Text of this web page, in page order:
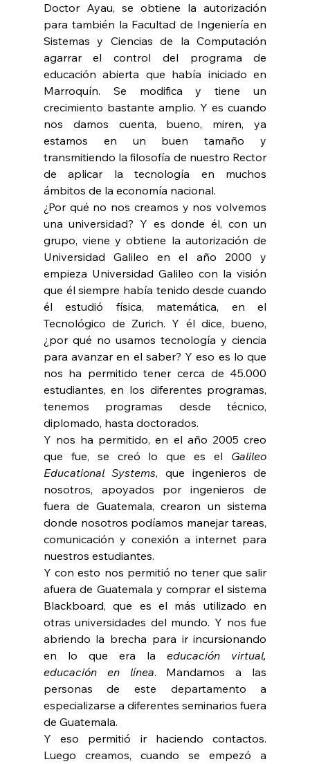
Doctor Ayau, se obtiene la autorización
para también la Facultad de Ingeniería en
Sistemas y Ciencias de la Computación
agarrar el control del programa de
educación abierta que había iniciado en
Marroquín. Se modifica y tiene un
crecimiento bastante amplio. Y es cuando
nos damos cuenta, bueno, miren, ya
estamos en un buen tamaño y
transmitiendo la filosofía de nuestro Rector
de aplicar la tecnología en muchos
ámbitos de la economía nacional.
¿Por qué no nos creamos y nos volvemos
una universidad? Y es donde él, con un
grupo, viene y obtiene la autorización de
Universidad Galileo en el año 2000 y
empieza Universidad Galileo con la visión
que él siempre había tenido desde cuando
él estudió física, matemática, en el
Tecnológico de Zurich. Y él dice, bueno,
¿por qué no usamos tecnología y ciencia
para avanzar en el saber? Y eso es lo que
nos ha permitido tener cerca de 45.000
estudiantes, en los diferentes programas,
tenemos programas desde técnico,
diplomado, hasta doctorados.
Y nos ha permitido, en el año 2005 creo
que fue, se creó lo que es el Galileo
Educational Systems, que ingenieros de
nosotros, apoyados por ingenieros de
fuera de Guatemala, crearon un sistema
donde nosotros podíamos manejar tareas,
comunicación y conexión a internet para
nuestros estudiantes.
Y con esto nos permitió no tener que salir
afuera de Guatemala y comprar el sistema
Blackboard, que es el más utilizado en
otras universidades del mundo. Y nos fue
abriendo la brecha para ir incursionando
en lo que era la educación virtual,
educación en línea. Mandamos a las
personas de este departamento a
especializarse a diferentes seminarios fuera
de Guatemala.
Y eso permitió ir haciendo contactos.
Luego creamos, cuando se empezó a